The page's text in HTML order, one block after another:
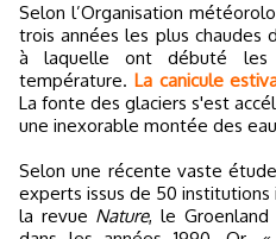
Selon l’Organisation météorologique mondiale, 2019 est une
trois années les plus chaudes
à laquelle ont débuté les
température. La canicule
La fonte des glaciers s'est
une inexorable montée des
Selon une récente vaste
experts issus de 50
la revue Nature, le